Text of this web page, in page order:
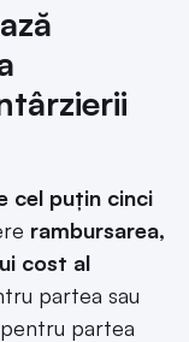
cel puţin cinci
rambursarea,
cost al
partea sau
partea